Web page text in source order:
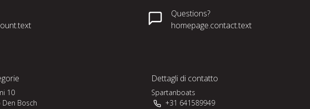
Questions?
homepage.contact.text
10
Den Bosch
Dettagli di contatto
Spartanboats
+31 641589949